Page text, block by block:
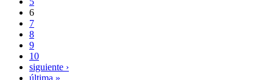
6
7
8
9
10
siguiente ›
última »